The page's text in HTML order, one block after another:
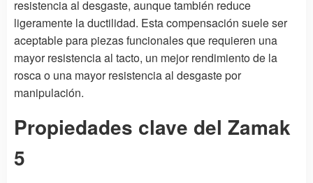
resistencia al desgaste, aunque también reduce
ligeramente la ductilidad. Esta compensación suele ser
aceptable para piezas funcionales que requieren una
mayor resistencia al tacto, un mejor rendimiento de la
rosca o una mayor resistencia al desgaste por
manipulación.
Propiedades clave del Zamak
5